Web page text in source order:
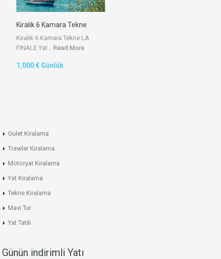
Kiralık 6 Kamara Tekne
Kiralık 6 Kamara Tekne LA
FINALE Yat… Read More
1,000 € Günlük
Gulet Kiralama
Trawler Kiralama
Motoryat Kiralama
Yat Kiralama
Tekne Kiralama
Mavi Tur
Yat Tatili
Günün indirimli Yatı